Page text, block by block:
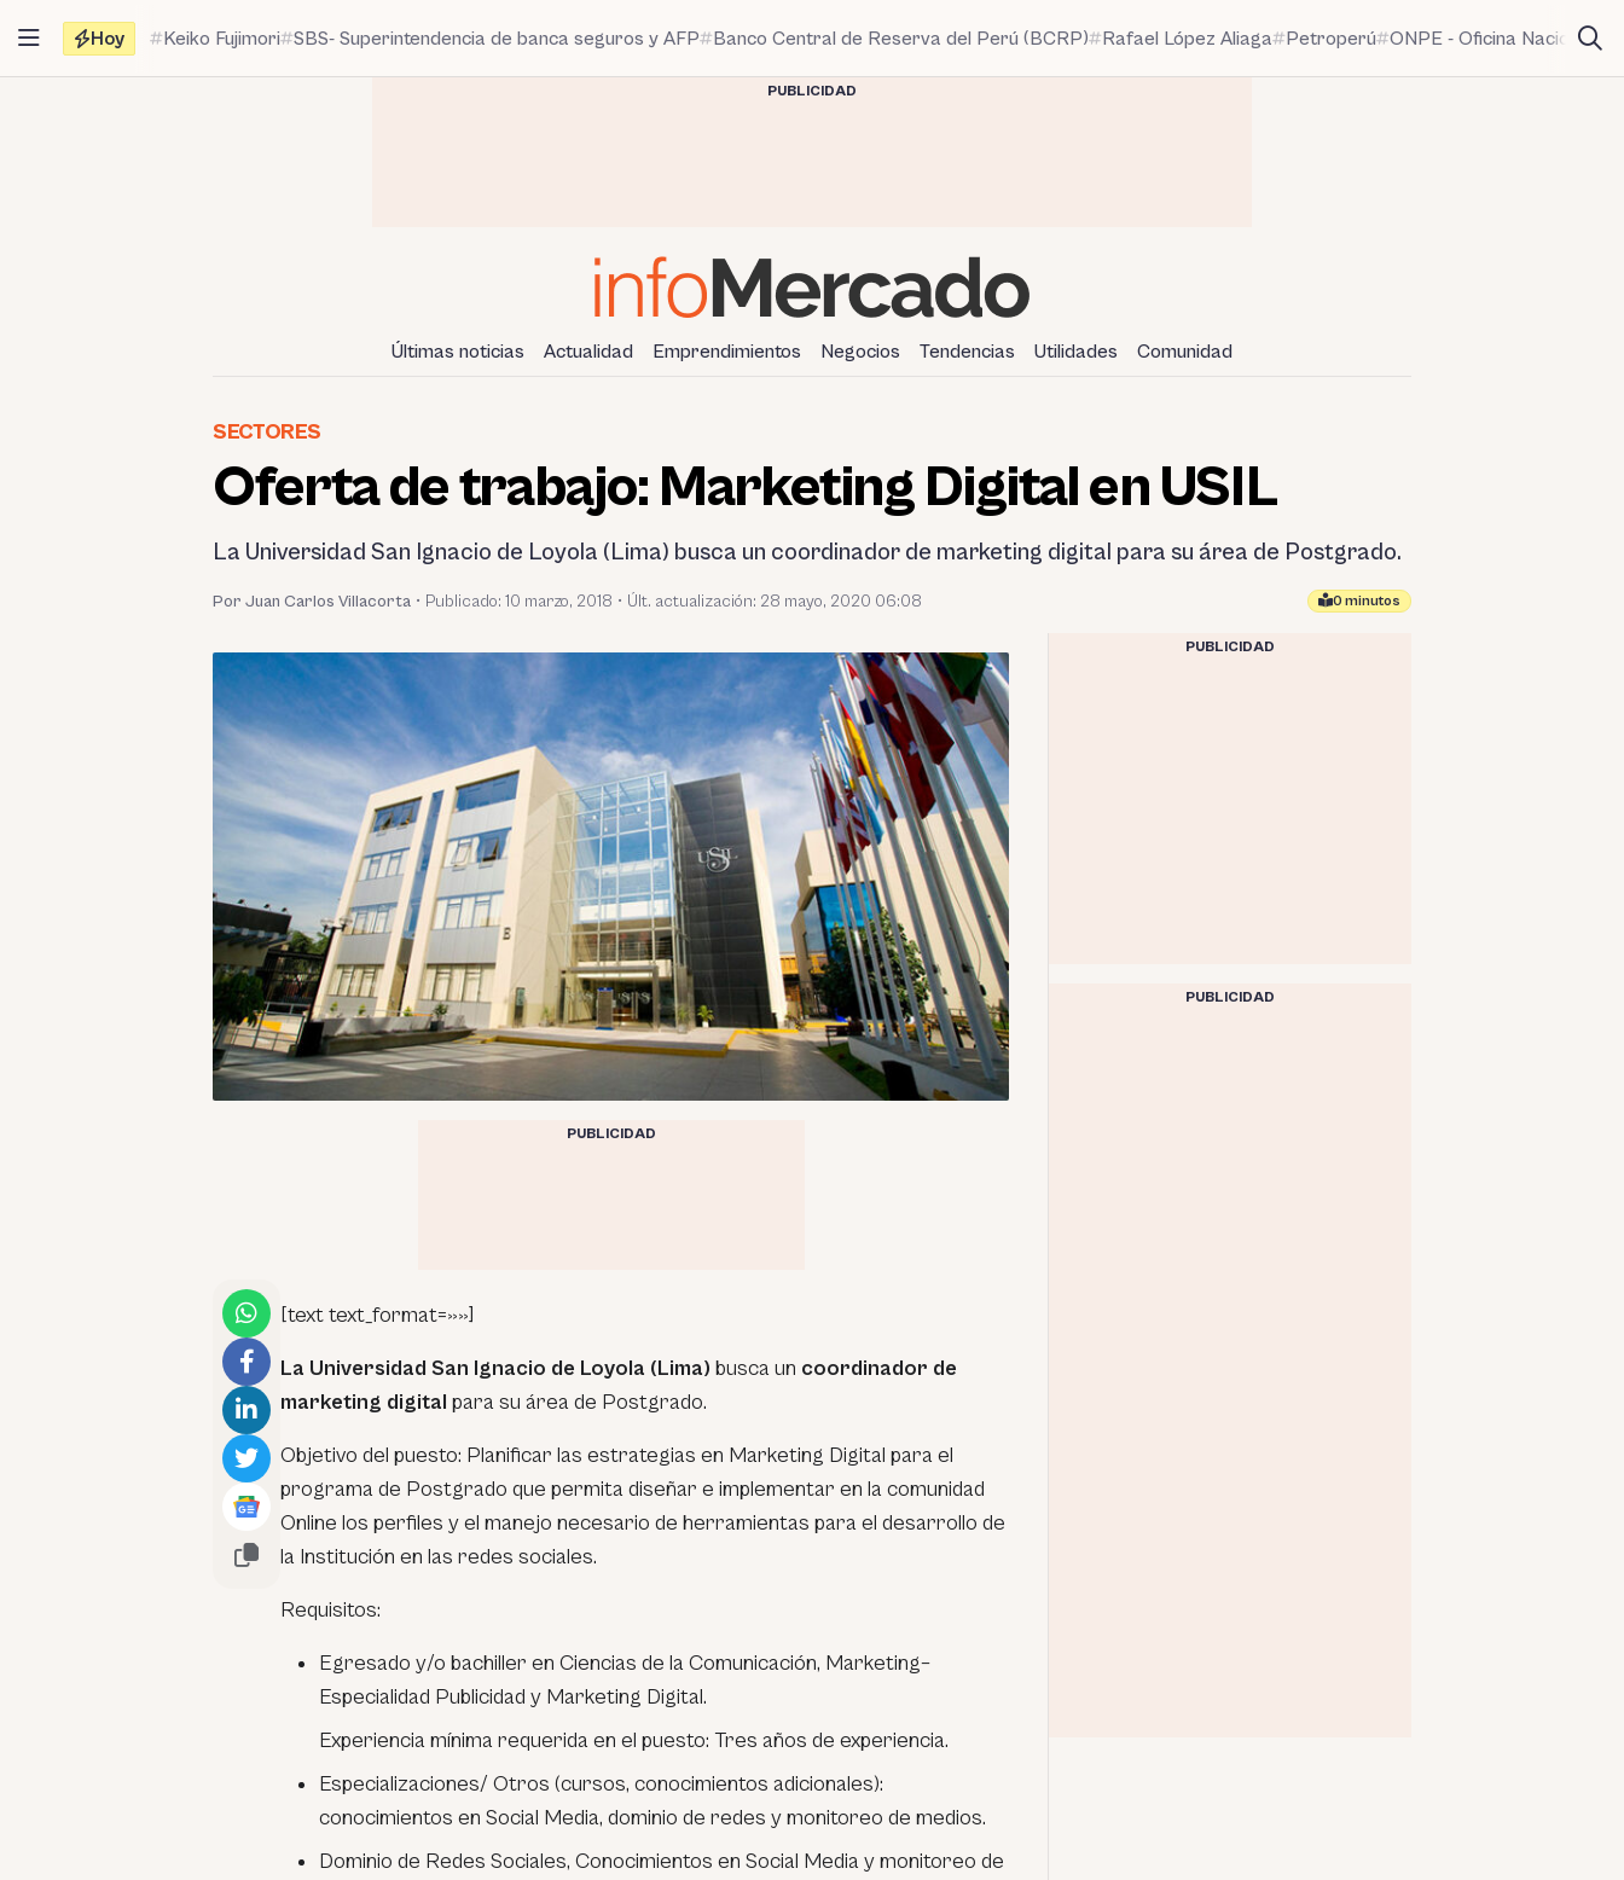
contenido
Hoy Keiko Fujimori SBS- Superintendencia de banca seguros y AFP Banco Central de Reserva del Perú (BCRP) Rafael López Aliaga Petroperú ONPE - Oficina Nacional
PUBLICIDAD
Últimas noticias Actualidad Emprendimientos Negocios Tendencias Utilidades Comunidad
SECTORES
Oferta de trabajo: Marketing Digital en USIL
La Universidad San Ignacio de Loyola (Lima) busca un coordinador de marketing digital para su área de Postgrado.
Por Juan Carlos Villacorta • Publicado: 10 marzo, 2018 • Últ. actualización: 28 mayo, 2020 06:08 0 minutos
PUBLICIDAD
[text text_format=»»]
La Universidad San Ignacio de Loyola (Lima) busca un coordinador de
marketing digital para su área de Postgrado.
Objetivo del puesto: Planificar las estrategias en Marketing Digital para el
programa de Postgrado que permita diseñar e implementar en la comunidad
Online los perfiles y el manejo necesario de herramientas para el desarrollo de
la Institución en las redes sociales.
Requisitos:
Egresado y/o bachiller en Ciencias de la Comunicación, Marketing–
Especialidad Publicidad y Marketing Digital.
Experiencia mínima requerida en el puesto: Tres años de experiencia.
Especializaciones/ Otros (cursos, conocimientos adicionales):
conocimientos en Social Media, dominio de redes y monitoreo de medios.
Dominio de Redes Sociales, Conocimientos en Social Media y monitoreo de
PUBLICIDAD
PUBLICIDAD